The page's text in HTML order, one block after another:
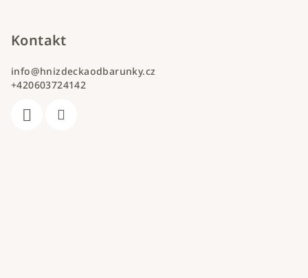
Kontakt
info@hnizdeckaodbarunky.cz
+420603724142